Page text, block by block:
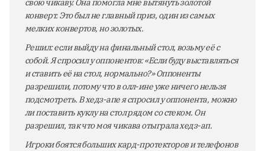
свою чикаву. Она помогла мне вытянуть золотой
конверт. Это был не главный приз, один из самых
мелких конвертов, но золотых.
Решил: если выйду на финальный стол, возьму её с
собой. Я спросил у оппонентов: «Если буду выставляться
и ставить её на стол, нормально?» Оппоненты
разрешили, потому что в олл-ине уже ничего нельзя
подсмотреть. В хедз-апе я спросил у оппонента, можно
ли поставить куклу на стол рядом со стеком. Он
разрешил, так что моя чикава отыграла хедз-ап.
Игроки боятся больших кард-протекторов и телефонов